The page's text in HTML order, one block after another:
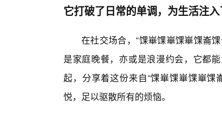
它打破了日常的单调，为生活注
在社交场合，“馃崋馃崋馃崋馃崙
是家庭晚餐，亦或是浪漫约会，它都
起，分享着这份来自“馃崋馃崋馃崋
悦，足以驱散所有的烦恼。